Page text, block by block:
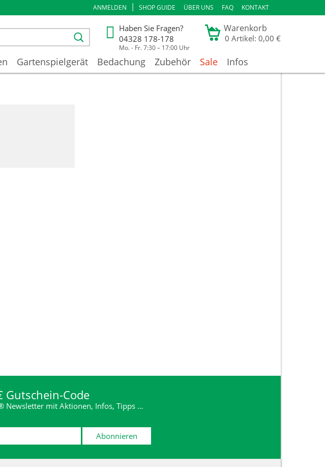
ANMELDEN | SHOP GUIDE ÜBER UNS FAQ KONTAKT
Warenkorb
0 Artikel: 0,00 €
Haben Sie Fragen?
04328 178-178
Mo. - Fr. 7:30 – 17:00 Uhr
Gartenspielgerät Bedachung Zubehör Sale Infos
Gutschein-Code
Newsletter mit Aktionen, Infos, Tipps …
Abonnieren